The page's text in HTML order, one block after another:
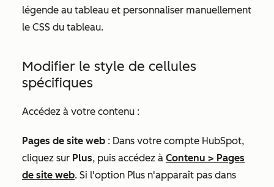
légende au tableau et personnaliser manuellement
le CSS du tableau.
Modifier le style de cellules
spécifiques
Accédez à votre contenu :
Pages de site web : Dans votre compte HubSpot,
cliquez sur Plus, puis accédez à Contenu > Pages
de site web. Si l'option Plus n'apparaît pas dans